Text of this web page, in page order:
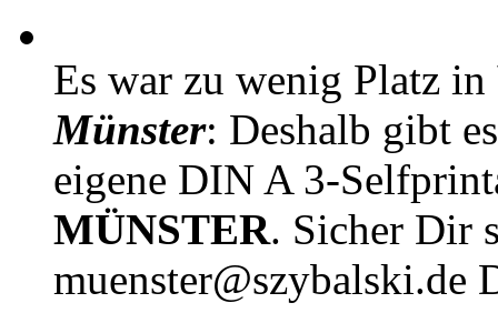
Es war zu wenig Platz in
Münster: Deshalb gibt
eigene DIN A 3-
MÜNSTER. Sicher Dir
muenster@szybalski.de